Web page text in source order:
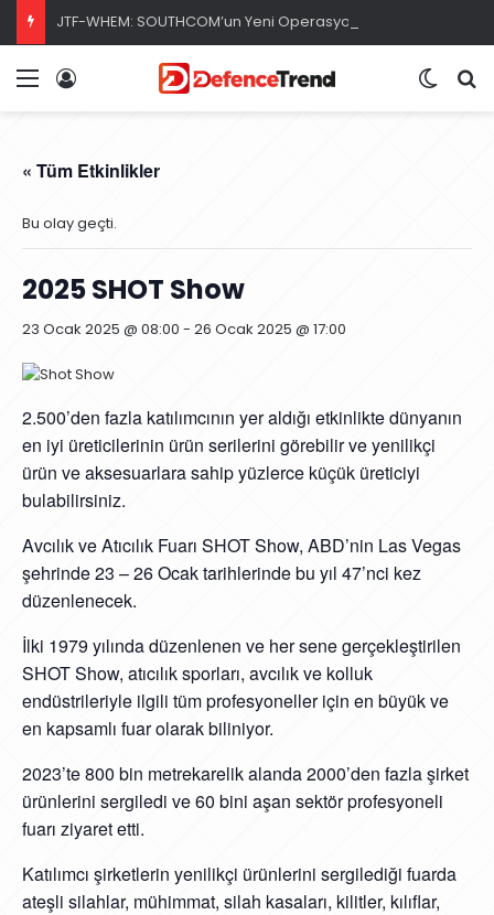
JTF-WHEM: SOUTHCOM’un Yeni Operasyonel İcra Kolu
Menü Dış
« Tüm Etkinlikler
Bu olay geçti.
2025 SHOT Show
23 Ocak 2025 @ 08:00 - 26 Ocak 2025 @ 17:00
2.500’den fazla katılımcının yer aldığı etkinlikte dünyanın
en iyi üreticilerinin ürün serilerini görebilir ve yenilikçi
ürün ve aksesuarlara sahip yüzlerce küçük üreticiyi
bulabilirsiniz.
Avcılık ve Atıcılık Fuarı SHOT Show, ABD’nin Las Vegas
şehrinde 23 – 26 Ocak tarihlerinde bu yıl 47’nci kez
düzenlenecek.
İlki 1979 yılında düzenlenen ve her sene gerçekleştirilen
SHOT Show, atıcılık sporları, avcılık ve kolluk
endüstrileriyle ilgili tüm profesyoneller için en büyük ve
en kapsamlı fuar olarak biliniyor.
2023’te 800 bin metrekarelik alanda 2000’den fazla şirket
ürünlerini sergiledi ve 60 bini aşan sektör profesyoneli
fuarı ziyaret etti.
Katılımcı şirketlerin yenilikçi ürünlerini sergilediği fuarda
ateşli silahlar, mühimmat, silah kasaları, kilitler, kılıflar,